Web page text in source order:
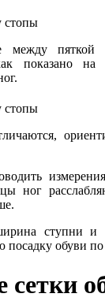
между
показано на
ног
ступни и
посадку обуви по
сетки